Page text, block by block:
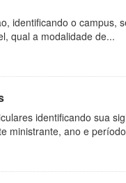
identificando o campus,
qual a modalidade de...
identificando sua
ministrante, ano e